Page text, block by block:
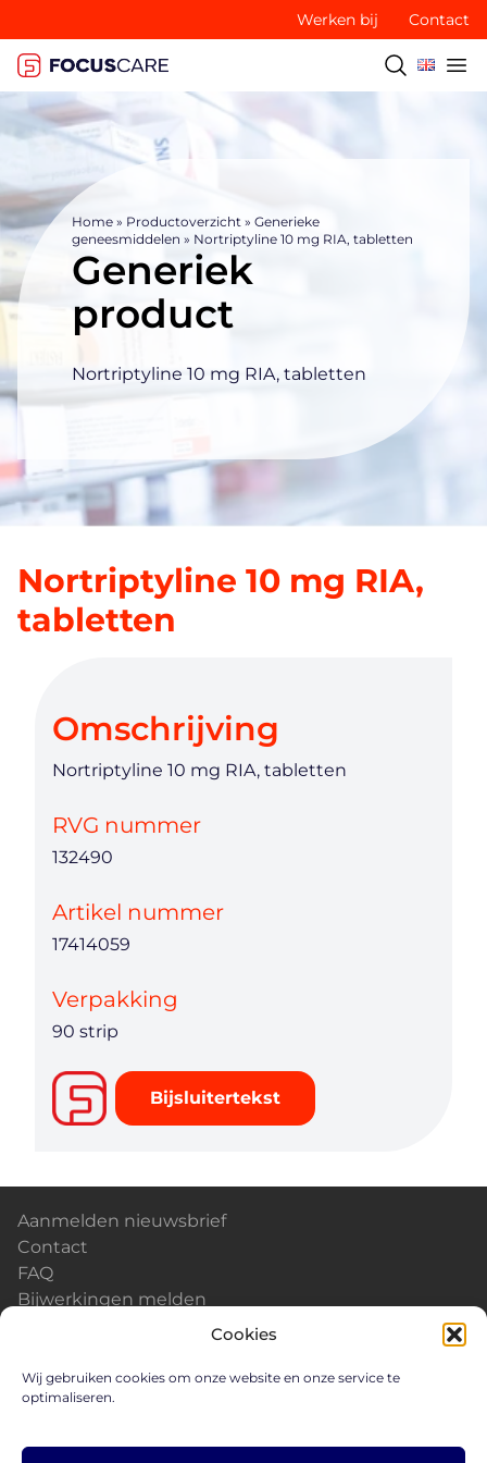
Cookies
Wij gebruiken cookies om onze website en onze service te
optimaliseren.
Werken bij Contact
Home » Productoverzicht » Generieke
geneesmiddelen » Nortriptyline 10 mg RIA, tabletten
Generiek
product
Nortriptyline 10 mg RIA, tabletten
Nortriptyline 10 mg RIA,
tabletten
Omschrijving
Nortriptyline 10 mg RIA, tabletten
RVG nummer
132490
Artikel nummer
17414059
Verpakking
90 strip
Bijsluitertekst
Aanmelden nieuwsbrief
Contact
FAQ
Bijwerkingen melden
Careers